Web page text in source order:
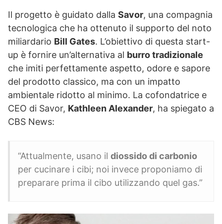
Il progetto è guidato dalla Savor, una compagnia
tecnologica che ha ottenuto il supporto del noto
miliardario Bill Gates. L’obiettivo di questa start-
up è fornire un’alternativa al burro tradizionale
che imiti perfettamente aspetto, odore e sapore
del prodotto classico, ma con un impatto
ambientale ridotto al minimo. La cofondatrice e
CEO di Savor, Kathleen Alexander, ha spiegato a
CBS News:
“Attualmente, usano il diossido di carbonio
per cucinare i cibi; noi invece proponiamo di
preparare prima il cibo utilizzando quel gas.”